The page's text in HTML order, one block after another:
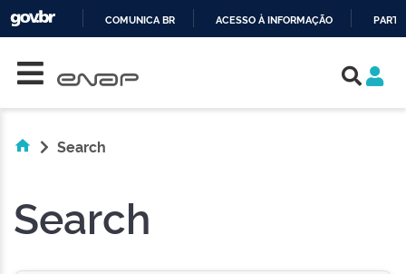
COMUNICA BR ACESSO À INFORMAÇÃO
Search
Search